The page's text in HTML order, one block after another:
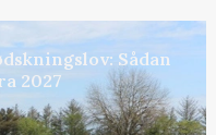
Sådan
2027